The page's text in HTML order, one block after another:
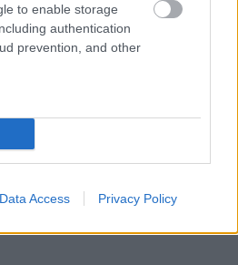
to enable storage
authentication
prevention, and other
Data Access Privacy Policy